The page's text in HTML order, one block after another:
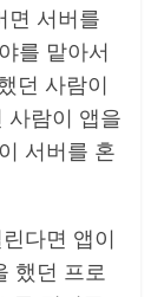
면 서버를
를 맡아서
던 사람이
사람이 앱을
서버를 혼
다면 앱이
했던 프로